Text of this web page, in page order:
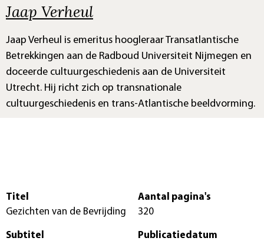
Jaap Verheul
Jaap Verheul is emeritus hoogleraar Transatlantische
Betrekkingen aan de Radboud Universiteit Nijmegen en
doceerde cultuurgeschiedenis aan de Universiteit
Utrecht. Hij richt zich op transnationale
cultuurgeschiedenis en trans-Atlantische beeldvorming.
Titel
Gezichten van de Bevrijding
Subtitel
Aantal pagina's
320
Publicatiedatum